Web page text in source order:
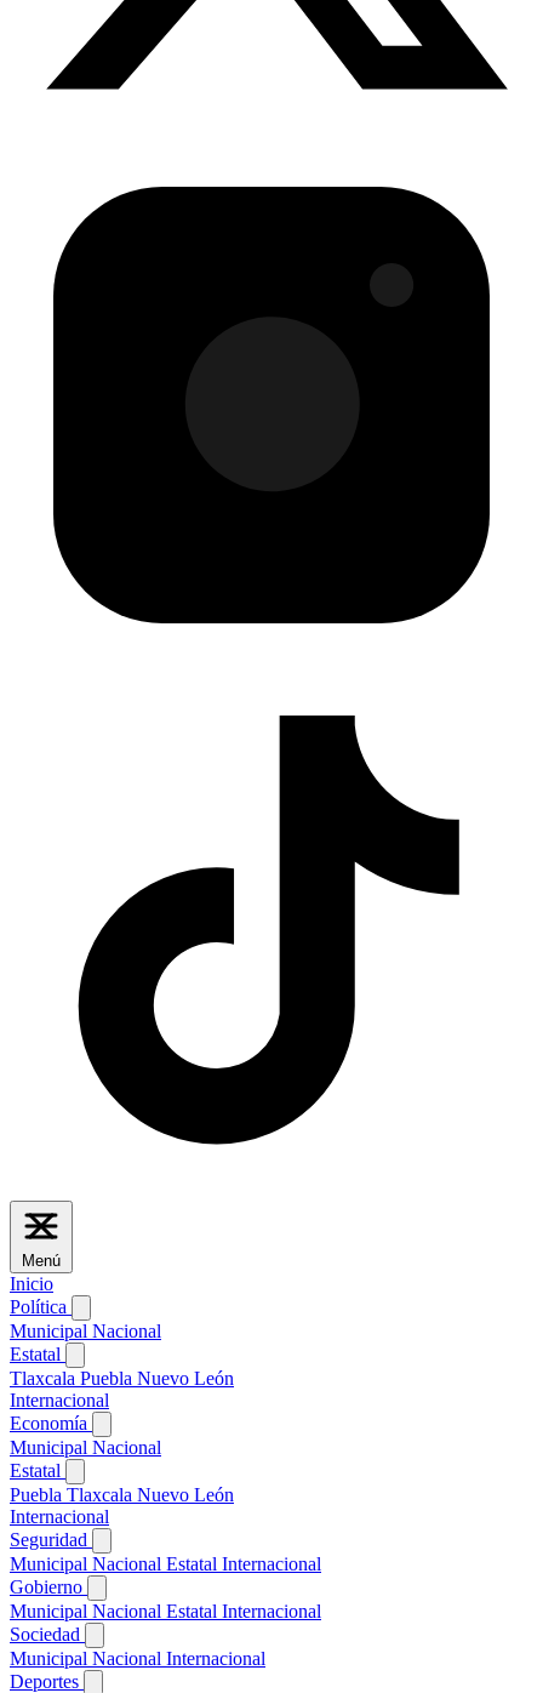
Menú
Inicio
Política
Municipal Nacional
Estatal
Tlaxcala Puebla Nuevo León
Internacional
Economía
Municipal Nacional
Estatal
Puebla Tlaxcala Nuevo León
Internacional
Seguridad
Municipal Nacional Estatal Internacional
Gobierno
Municipal Nacional Estatal Internacional
Sociedad
Municipal Nacional Internacional
Deportes